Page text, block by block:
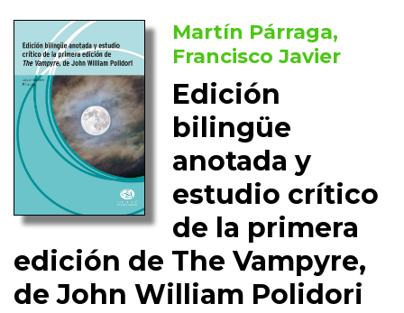
Martín Párraga,
Francisco Javier
Edición
bilingüe
anotada y
estudio crítico
de la primera
edición de The Vampyre,
de John William Polidori